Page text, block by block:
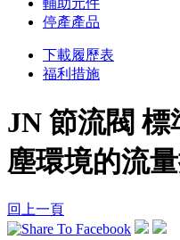
輔助元件
停產產品
下載履歷表
福利措施
JN 節流閥
塵環境的流
回上一頁